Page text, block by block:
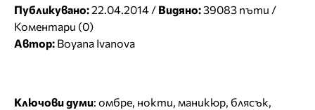
Публикувано:22.04.2014 / Видяно:39083 пъти /
Коментари (0)
Автор: Boyana Ivanova
Ключови думи: омбре, нокти, маникюр, блясък,